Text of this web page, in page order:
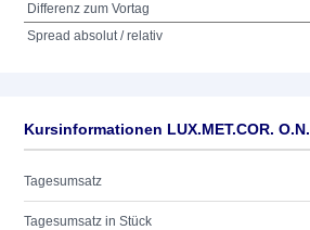
Differenz zum Vortag
Spread absolut / relativ
Kursinformationen LUX.MET.COR. O.N.
Tagesumsatz
Tagesumsatz in Stück